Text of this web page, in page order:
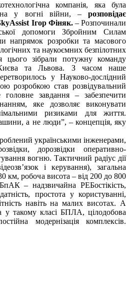
компанія, яка була
у вогні війни, – розповідає
Ігор Фіняк. – Розпочинали
допомоги Збройним Силам
напрямок розробки та масового
та наукоємних безпілотних
цього зібрали потужну команду
та Львова. З часом наше
у Науково-дослідний
розробкою став розвідувальний
завдання – забезпечити
яке дозволяє виконувати
ризиками для життя.
а не люди”, – концепція, яку
українськими інженерами,
дорозвідки оперативно-
вогню. Тактичний радіус дії
і керування), загальна
км, робоча висота – від 200 до 800
– надзвичайна РЕБостікість,
простота у користуванні,
навіть на малих висотах. А
у такому класі БПЛА, цілодобова
модернізація комплексів.